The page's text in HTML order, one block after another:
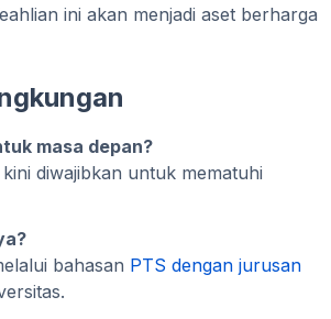
ini akan menjadi aset berharga
masa depan?
diwajibkan untuk mematuhi
bahasan PTS dengan jurusan